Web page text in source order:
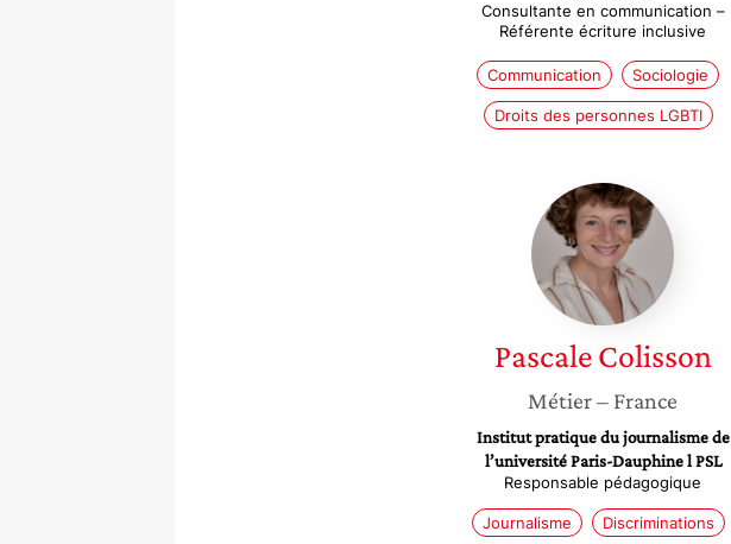
Consultante en communication –
Référente écriture inclusive
Communication Sociologie
Droits des personnes LGBTI
Pascale
Colisson
Pascale Colisson
Métier– France
Institut pratique du journalisme de
l’université Paris-Dauphine l PSL
Responsable pédagogique
Journalisme Discriminations